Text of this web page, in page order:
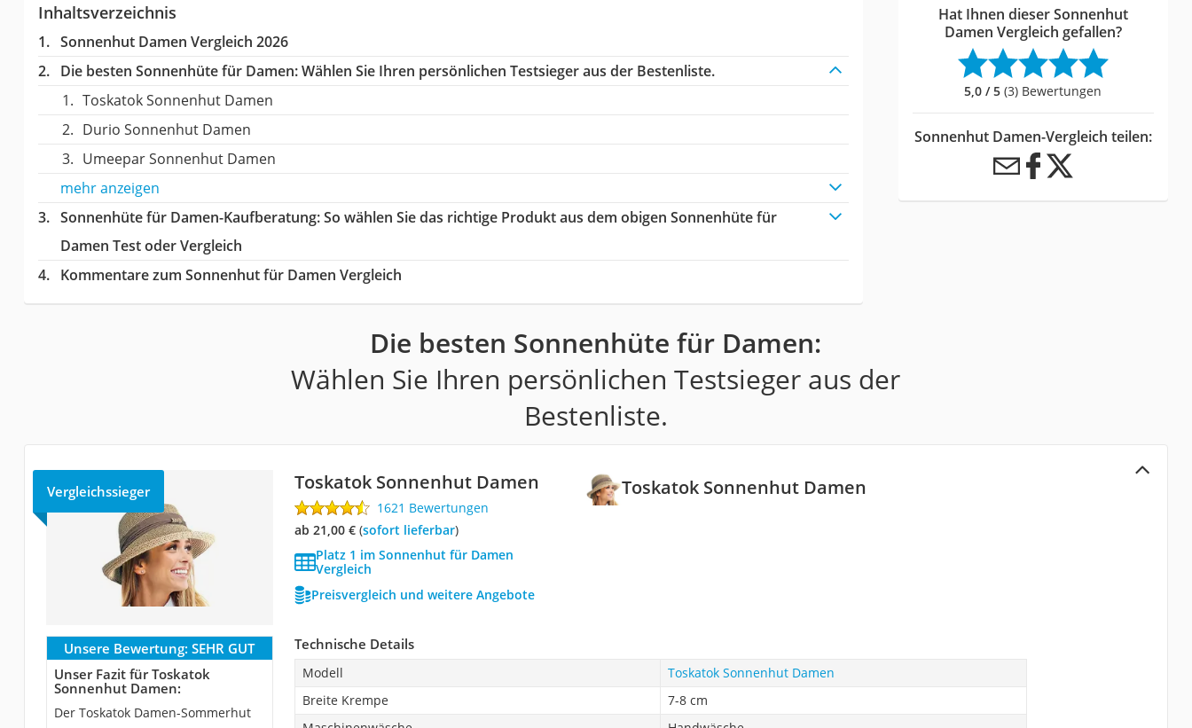
Inhaltsverzeichnis
Sonnenhut Damen Vergleich 2026
Die besten Sonnenhüte für Damen:Wählen Sie Ihren persönlichen Testsieger aus der Bestenliste.
Toskatok Sonnenhut Damen
Durio Sonnenhut Damen
Umeepar Sonnenhut Damen
mehr anzeigen
Sonnenhüte für Damen-Kaufberatung: So wählen Sie das richtige Produkt aus dem obigen Sonnenhüte für
Damen Test oder Vergleich
Kommentare zum Sonnenhut für Damen Vergleich
Hat Ihnen dieser Sonnenhut
Damen Vergleich gefallen?
5,0 / 5 (3) Bewertungen
Sonnenhut Damen-Vergleich teilen:
Die besten Sonnenhüte für Damen:
Wählen Sie Ihren persönlichen Testsieger aus der
Bestenliste.
Toskatok Sonnenhut Damen
Vergleichssieger Toskatok Sonnenhut Damen
1621 Bewertungen
ab 21,00 €( Sofort lieferbar)
Platz 1 im Sonnenhut für Damen
Vergleich
Preisvergleich und weitere Angebote
Unsere Bewertung: SEHR GUT
Unser Fazit für Toskatok
Sonnenhut Damen:
Der Toskatok Damen-Sommerhut
Technische Details
Modell
Toskatok Sonnenhut Damen
Breite Krempe
7-8 cm